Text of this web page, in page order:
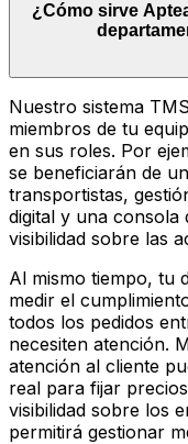
¿Cómo sirve
Nuestro sistema
miembros de tu
en sus roles. Por
se beneficiarán de
transportistas,
digital y una
visibilidad sobre las
Al mismo tiempo, tu
medir el
todos los pedidos
necesiten atención.
atención al cliente
real para fijar
visibilidad sobre los
permitirá gestionar